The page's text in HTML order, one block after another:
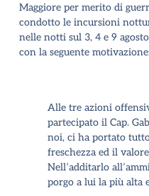
Maggiore per merito di
condotto le incursioni
nelle notti sul 3, 4 e 9
con la seguente
Alle tre azioni
partecipato il Cap.
noi, ci ha portato
freschezza ed il
Nell’additarlo
porgo a lui la più alta